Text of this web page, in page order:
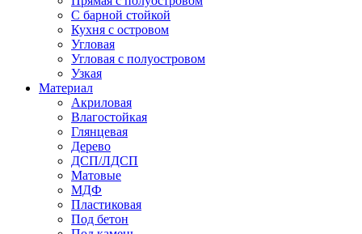
С барной стойкой
Кухня с островом
Угловая
Угловая с полуостровом
Узкая
Материал
Акриловая
Влагостойкая
Глянцевая
Дерево
ДСП/ЛДСП
Матовые
МДФ
Пластиковая
Под бетон